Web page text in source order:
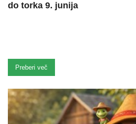
do torka 9. junija
Preberi več